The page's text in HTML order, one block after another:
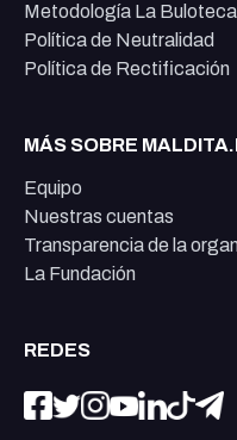
Metodología La Buloteca
Política de Neutralidad
Política de Rectificación
MÁS SOBRE
Equipo
Nuestras cuentas
Transparencia de la
La Fundación
REDES